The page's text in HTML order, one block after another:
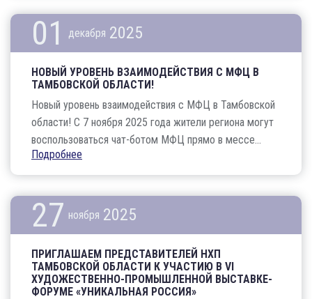
01 декабря 2025
НОВЫЙ УРОВЕНЬ ВЗАИМОДЕЙСТВИЯ С МФЦ В
ТАМБОВСКОЙ ОБЛАСТИ!
Новый уровень взаимодействия с МФЦ в Тамбовской
области! С 7 ноября 2025 года жители региона могут
воспользоваться чат-ботом МФЦ прямо в мессе...
Подробнее
27 ноября 2025
ПРИГЛАШАЕМ ПРЕДСТАВИТЕЛЕЙ НХП
ТАМБОВСКОЙ ОБЛАСТИ К УЧАСТИЮ В VI
ХУДОЖЕСТВЕННО-ПРОМЫШЛЕННОЙ ВЫСТАВКЕ-
ФОРУМЕ «УНИКАЛЬНАЯ РОССИЯ»